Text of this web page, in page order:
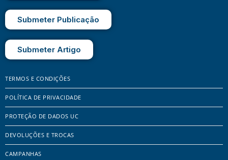
Submeter Publicação
Submeter Artigo
TERMOS E CONDIÇÕES
POLÍTICA DE PRIVACIDADE
PROTEÇÃO DE DADOS UC
DEVOLUÇÕES E TROCAS
CAMPANHAS